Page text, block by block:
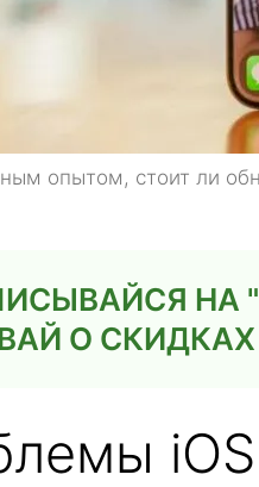
опытом, стоит ли
НА
О